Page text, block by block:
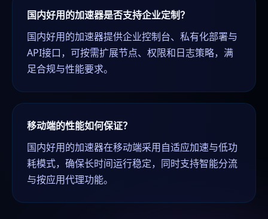
国内好用的加速器是否支持企业定制？
国内好用的加速器提供企业控制台、私有化部署与
API接口，可按需扩展节点、权限和日志策略，满
足合规与性能要求。
移动端的性能如何保证？
国内好用的加速器在移动端采用自适应加速与低功
耗模式，确保长时间运行稳定，同时支持智能分流
与按应用代理功能。